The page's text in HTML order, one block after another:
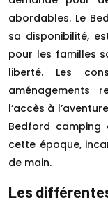
abordables. Le
sa disponibilité,
pour les familles
liberté. Les
aménagements
l’accès à
Bedford
cette époque,
de main.
Les